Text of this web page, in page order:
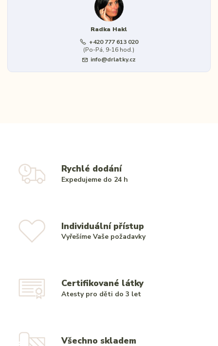
Radka Hakl
+420 777 613 020
(Po-Pá, 9-16 hod.)
info@drlatky.cz
Rychlé dodání
Expedujeme do 24 h
Individuální přístup
Vyřešíme Vaše požadavky
Certifikované látky
Atesty pro děti do 3 let
Všechno skladem